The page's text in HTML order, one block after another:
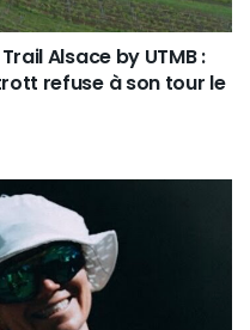
Alsace by UTMB :
refuse à son tour le